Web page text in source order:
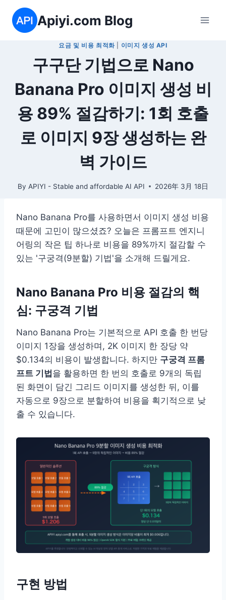
content
Apiyi.com Blog
요금 및 비용 최적화| 이미지 생성 API
구구단 기법으로 Nano
Banana Pro 이미지 생성 비
용 89% 절감하기: 1회 호출
로 이미지 9장 생성하는 완
벽 가이드
By APIYI - Stable and affordable AI API 2026年 3月 18日
Nano Banana Pro를 사용하면서 이미지 생성 비용
때문에 고민이 많으셨죠? 오늘은 프롬프트 엔지니
어링의 작은 팁 하나로 비용을 89%까지 절감할 수
있는 '구궁격(9분할) 기법'을 소개해 드릴게요.
Nano Banana Pro 비용 절감의 핵
심: 구궁격 기법
Nano Banana Pro는 기본적으로 API 호출 한 번당
이미지 1장을 생성하며, 2K 이미지 한 장당 약
$0.134의 비용이 발생합니다. 하지만 구궁격 프롬
프트 기법 을 활용하면 한 번의 호출로 9개의 독립
된 화면이 담긴 그리드 이미지를 생성한 뒤, 이를
자동으로 9장으로 분할하여 비용을 획기적으로 낮
출 수 있습니다.
구현 방법